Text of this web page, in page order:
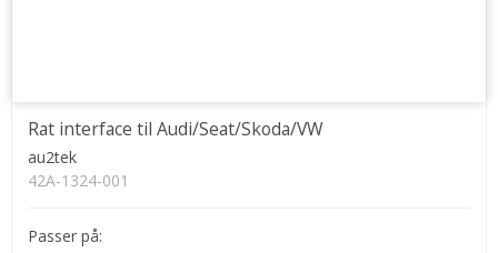
Rat interface til Audi/Seat/Skoda/VW
au2tek
42A-1324-001
Passer på: